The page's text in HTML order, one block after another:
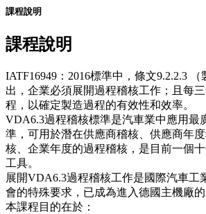
課程說明
課程說明
IATF16949：2016標準中，條文9.2.2.3
出，企業必須展開過程稽核工作；且每
程，以確定製造過程的有效性和效率。
VDA6.3過程稽核標準是汽車業中應用最
準，可用於潛在供應商稽核、供應商年
核、企業年度的過程稽核，是目前一個
工具。
展開VDA6.3過程稽核工作是國際汽車工
會的特殊要求，已成為進入德國主機廠的
本課程目的在於：